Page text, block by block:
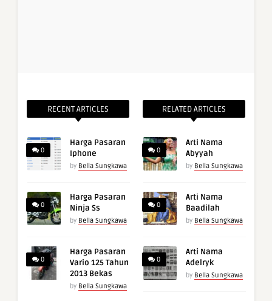
RECENT ARTICLES
0
Harga Pasaran
Iphone
by Bella Sungkawa
0
Harga Pasaran
Ninja Ss
by Bella Sungkawa
0
Harga Pasaran
Vario 125 Tahun
2013 Bekas
by Bella Sungkawa
RELATED ARTICLES
0
Arti Nama
Abyyah
by Bella Sungkawa
0
Arti Nama
Baadilah
by Bella Sungkawa
0
Arti Nama
Adelryk
by Bella Sungkawa